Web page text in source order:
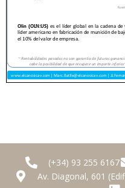
(+34) 93 255 6167
Av. Diagonal, 601